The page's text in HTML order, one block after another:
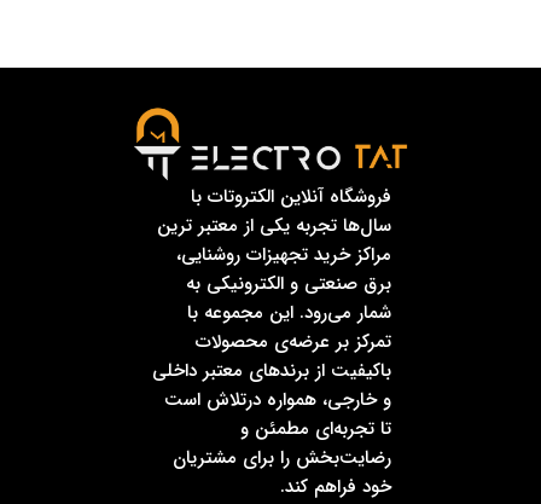
فروشگاه آنلاین الکتروتات با
سال‌ها تجربه یکی از معتبر ترین
مراکز خرید تجهیزات روشنایی،
برق صنعتی و الکترونیکی به
شمار می‌رود. این مجموعه با
تمرکز بر عرضه‌ی محصولات
باکیفیت از برندهای معتبر داخلی
و خارجی، همواره درتلاش است
تا تجربه‌ای مطمئن و
رضایت‌بخش را برای مشتریان
خود فراهم کند.